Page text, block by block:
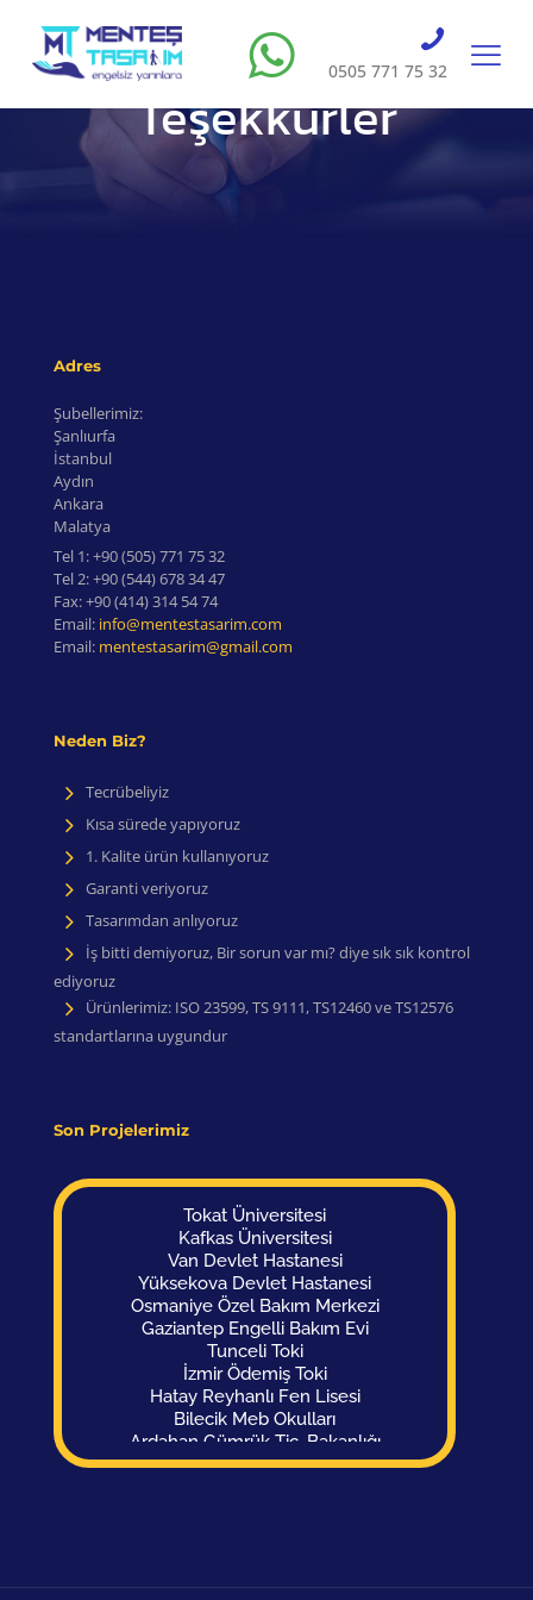
0505 771 75 32
Teşekkürler
Adres
Şubellerimiz:
Şanlıurfa
İstanbul
Aydın
Ankara
Malatya
Tel 1:+90 (505) 771 75 32
Tel 2:+90 (544) 678 34 47
Fax:+90 (414) 314 54 74
Email: info@mentestasarim.com
Email: mentestasarim@gmail.com
Neden Biz?
Tecrübeliyiz
Kısa sürede yapıyoruz
1. Kalite ürün kullanıyoruz
Garanti veriyoruz
Tasarımdan anlıyoruz
İş bitti demiyoruz, Bir sorun var mı? diye sık sık kontrol
ediyoruz
Ürünlerimiz: ISO 23599, TS 9111, TS12460 ve TS12576
standartlarına uygundur
Son Projelerimiz
Tokat Üniversitesi
Kafkas Üniversitesi
Van Devlet Hastanesi
Yüksekova Devlet Hastanesi
Osmaniye Özel Bakım Merkezi
Gaziantep Engelli Bakım Evi
Tunceli Toki
İzmir Ödemiş Toki
Hatay Reyhanlı Fen Lisesi
Bilecik Meb Okulları
Ardahan Gümrük Tic. Bakanlığı
Hakkari Aile Sos. Politikalar İl Müdürlüğü